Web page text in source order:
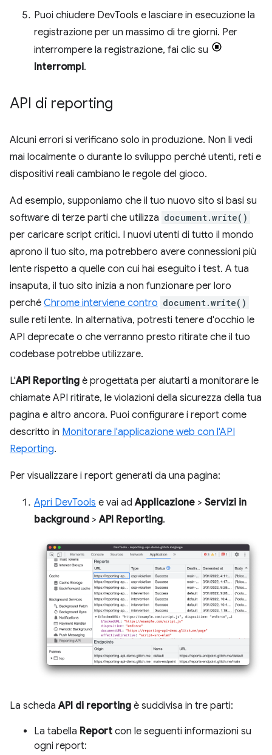
Puoi chiudere DevTools e lasciare in esecuzione la
registrazione per un massimo di tre giorni. Per
interrompere la registrazione, fai clic su
Interrompi.
API di reporting
Alcuni errori si verificano solo in produzione. Non li vedi
mai localmente o durante lo sviluppo perché utenti, reti e
dispositivi reali cambiano le regole del gioco.
Ad esempio, supponiamo che il tuo nuovo sito si basi su
software di terze parti che utilizza document.write()
per caricare script critici. I nuovi utenti di tutto il mondo
aprono il tuo sito, ma potrebbero avere connessioni più
lente rispetto a quelle con cui hai eseguito i test. A tua
insaputa, il tuo sito inizia a non funzionare per loro
perché Chrome interviene contro document.write()
sulle reti lente. In alternativa, potresti tenere d'occhio le
API deprecate o che verranno presto ritirate che il tuo
codebase potrebbe utilizzare.
L'API Reporting è progettata per aiutarti a monitorare le
chiamate API ritirate, le violazioni della sicurezza della tua
pagina e altro ancora. Puoi configurare i report come
descritto in Monitorare l'applicazione web con l'API
Reporting.
Per visualizzare i report generati da una pagina:
Apri DevTools e vai adApplicazione > Servizi in
background >API Reporting.
La schedaAPI di reporting è suddivisa in tre parti:
La tabella Report con le seguenti informazioni su
ogni report: